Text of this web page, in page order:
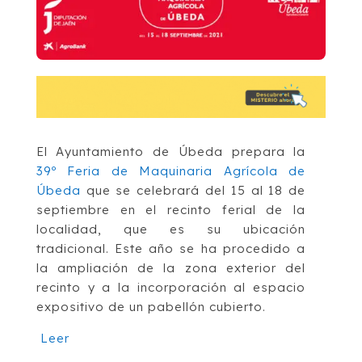
El Ayuntamiento de Úbeda prepara la
39º Feria de Maquinaria Agrícola de
Úbeda que se celebrará del 15 al 18 de
septiembre en el recinto ferial de la
localidad, que es su ubicación
tradicional. Este año se ha procedido a
la ampliación de la zona exterior del
recinto y a la incorporación al espacio
expositivo de un pabellón cubierto.
Leer